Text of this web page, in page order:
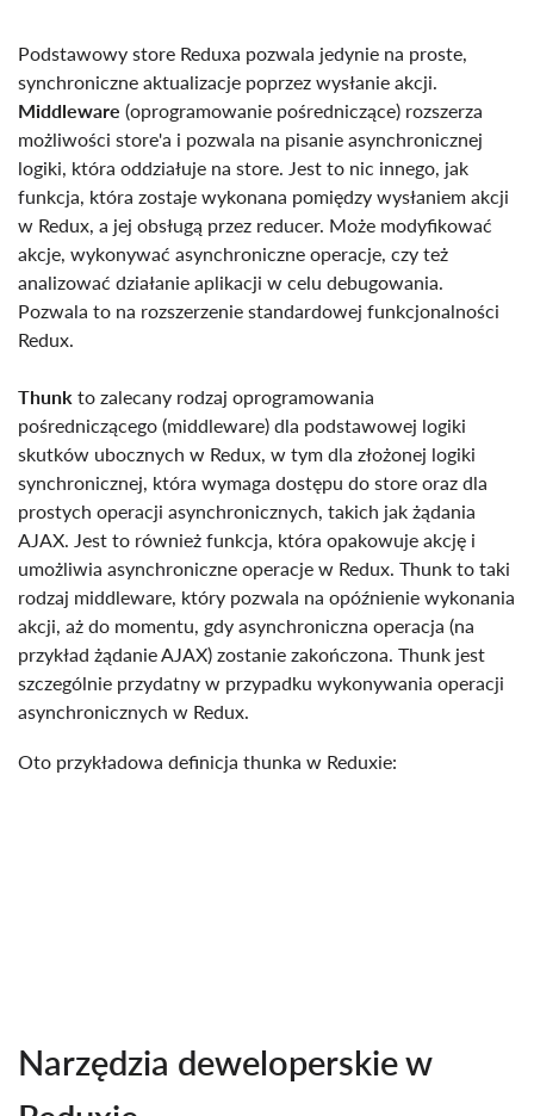
Podstawowy store Reduxa pozwala jedynie na proste,
synchroniczne aktualizacje poprzez wysłanie akcji.
Middleware (oprogramowanie pośredniczące) rozszerza
możliwości store'a i pozwala na pisanie asynchronicznej
logiki, która oddziałuje na store. Jest to nic innego, jak
funkcja, która zostaje wykonana pomiędzy wysłaniem akcji
w Redux, a jej obsługą przez reducer. Może modyfikować
akcje, wykonywać asynchroniczne operacje, czy też
analizować działanie aplikacji w celu debugowania.
Pozwala to na rozszerzenie standardowej funkcjonalności
Redux.
Thunk to zalecany rodzaj oprogramowania
pośredniczącego (middleware) dla podstawowej logiki
skutków ubocznych w Redux, w tym dla złożonej logiki
synchronicznej, która wymaga dostępu do store oraz dla
prostych operacji asynchronicznych, takich jak żądania
AJAX. Jest to również funkcja, która opakowuje akcję i
umożliwia asynchroniczne operacje w Redux. Thunk to taki
rodzaj middleware, który pozwala na opóźnienie wykonania
akcji, aż do momentu, gdy asynchroniczna operacja (na
przykład żądanie AJAX) zostanie zakończona. Thunk jest
szczególnie przydatny w przypadku wykonywania operacji
asynchronicznych w Redux.
Oto przykładowa definicja thunka w Reduxie:
Narzędzia deweloperskie w